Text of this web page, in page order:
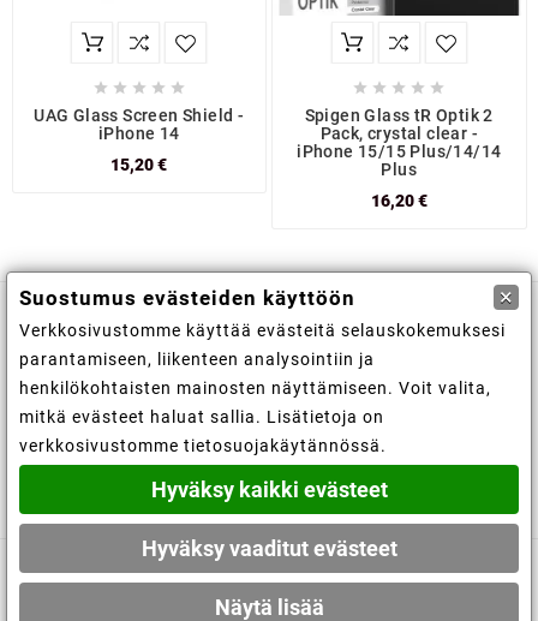
    
UAG Glass Screen Shield -
iPhone 14
15,20 €
    
Spigen Glass tR Optik 2
Pack, crystal clear -
iPhone 15/15 Plus/14/14
Plus
16,20 €
Kaupan tiedot 

Tilisi 
Suostumus evästeiden käyttöön ×
Verkkosivustomme käyttää evästeitä selauskokemuksesi
parantamiseen, liikenteen analysointiin ja
henkilökohtaisten mainosten näyttämiseen. Voit valita,
mitkä evästeet haluat sallia. Lisätietoja on
verkkosivustomme tietosuojakäytännössä.
Hyväksy kaikki evästeet
Hyväksy vaaditut evästeet
Näytä lisää
© 2019 - Ecommerce software by PrestaShop™